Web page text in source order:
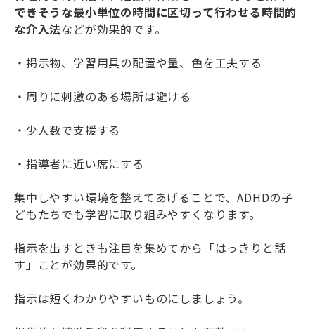
できそうな最小単位の時間に区切って行わせる時間的
な介入法などが効果的です。
・掲示物、学習用具の配置や量、色を工夫する
・周りに刺激のある場所は避ける
・少人数で支援する
・指導者に近い席にする
集中しやすい環境を整えてあげることで、ADHDの子
どもたちでも学習に取り組みやすくなります。
指示を出すときも注目を集めてから「はっきりと話
す」ことが効果的です。
指示は短くわかりやすいものにしましょう。